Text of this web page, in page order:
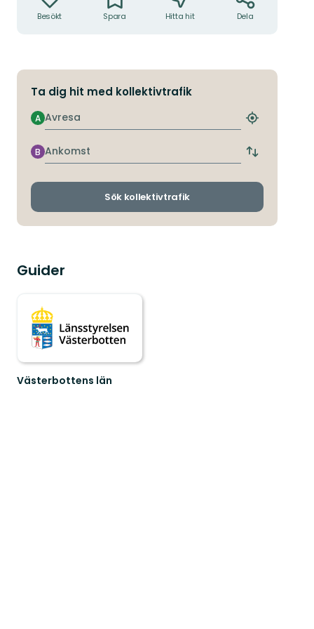
Besökt Spara Hitta hit Dela
Ta dig hit med kollektivtrafik
Avresa
A
Hitta
hållplats
Ankomst
B
Byt
och
Sök kollektivtrafik
Guider
Västerbottens län